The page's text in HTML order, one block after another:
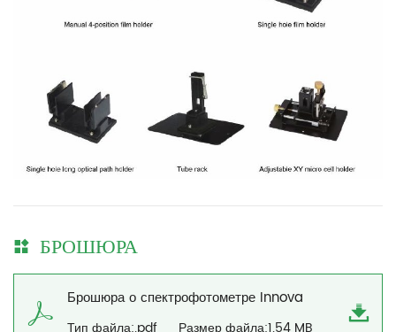
БРОШЮРА
Брошюра о спектрофотометре Innova
Тип файла:.pdf Размер файла:1.54 MB